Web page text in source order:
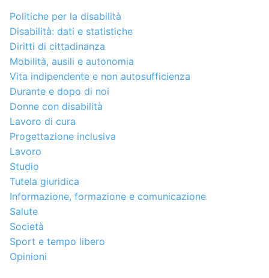
Politiche per la disabilità
Disabilità: dati e statistiche
Diritti di cittadinanza
Mobilità, ausili e autonomia
Vita indipendente e non autosufficienza
Durante e dopo di noi
Donne con disabilità
Lavoro di cura
Progettazione inclusiva
Lavoro
Studio
Tutela giuridica
Informazione, formazione e comunicazione
Salute
Società
Sport e tempo libero
Opinioni